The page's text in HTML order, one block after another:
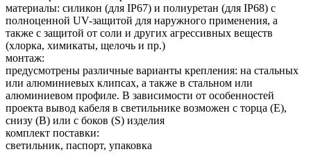
материалы: cиликон (для IP67) и полиуретан (для IP68) с
полноценной UV-защитой для наружного применения, а
также с защитой от соли и других агрессивных веществ
(хлорка, химикаты, щелочь и пр.)
монтаж:
предусмотрены различные варианты крепления: на стальных
или алюминиевых клипсах, а также в стальном или
алюминиевом профиле. В зависимости от особенностей
проекта вывод кабеля в светильнике возможен с торца (E),
снизу (B) или с боков (S) изделия
комплект поставки:
светильник, паспорт, упаковка